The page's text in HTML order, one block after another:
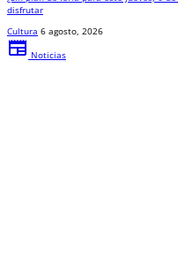
disfrutar
Cultura 6 agosto, 2026
newspaper Noticias